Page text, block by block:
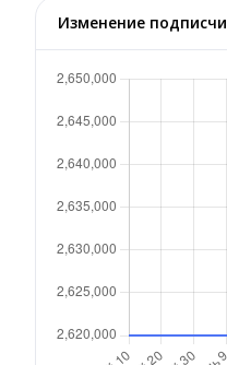
Изменение